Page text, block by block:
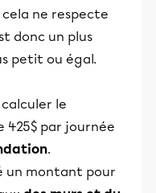
ne respecte
donc un plus
petit ou égal.
le
par journée
.
un montant pour